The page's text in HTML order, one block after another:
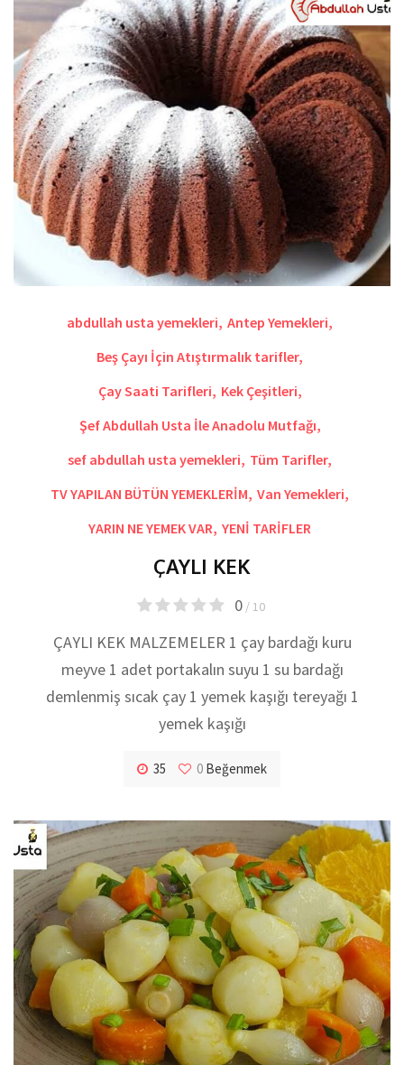
abdullah usta yemekleri, Antep Yemekleri,
Beş Çayı İçin Atıştırmalık tarifler,
Çay Saati Tarifleri, Kek Çeşitleri,
Şef Abdullah Usta İle Anadolu Mutfağı,
sef abdullah usta yemekleri, Tüm Tarifler,
TV YAPILAN BÜTÜN YEMEKLERİM, Van Yemekleri,
YARIN NE YEMEK VAR, YENİ TARİFLER
ÇAYLI KEK
0/ 10
ÇAYLI KEK MALZEMELER 1 çay bardağı kuru
meyve 1 adet portakalın suyu 1 su bardağı
demlenmiş sıcak çay 1 yemek kaşığı tereyağı 1
yemek kaşığı
35 0 Beğenmek